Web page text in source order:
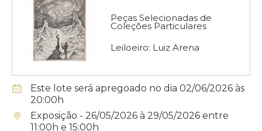
Peças Selecionadas de
Coleções Particulares
Leiloeiro: Luiz Arena
Este lote será apregoado no dia 02/06/2026 às
20:00h
Exposição - 26/05/2026 à 29/05/2026 entre
11:00h e 15:00h